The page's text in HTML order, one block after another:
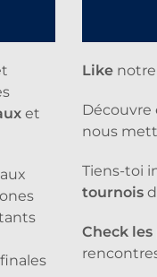
et
Like
Découvre
nous
Tiens-toi
tournois
Check